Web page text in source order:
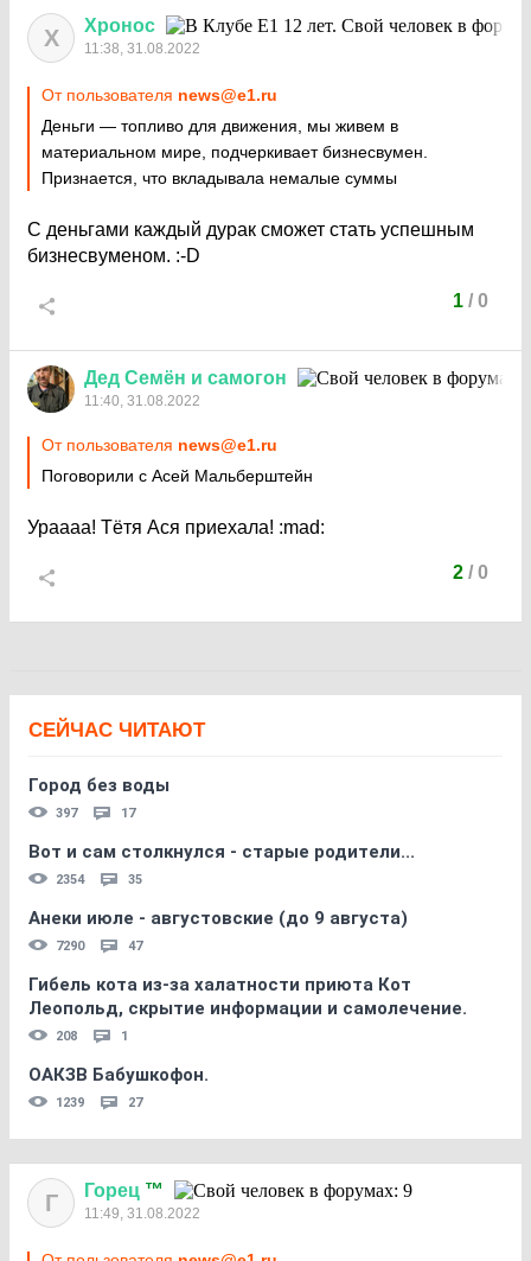
Х Хронос
11:38, 31.08.2022
От пользователя news@e1.ru
Деньги — топливо для движения, мы живем в
материальном мире, подчеркивает бизнесвумен.
Признается, что вкладывала немалые суммы
С деньгами каждый дурак сможет стать успешным
бизнесвуменом. :-D
1/ 0
Дед Семён и самогон
11:40, 31.08.2022
От пользователя news@e1.ru
Поговорили с Асей Мальберштейн
Ураааа! Тётя Ася приехала! :mad:
2/ 0
СЕЙЧАС ЧИТАЮТ
Город без воды
397 17
Вот и сам столкнулся - старые родители...
2354 35
Анеки июле - августовские (до 9 августа)
7290 47
Гибель кота из-за халатности приюта Кот
Леопольд, скрытиe информации и самолечение.
208 1
ОАКЗВ Бабушкофон.
1239 27
Г Горец ™
11:49, 31.08.2022